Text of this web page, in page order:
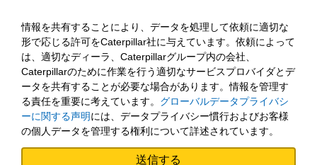
情報を共有することにより、データを処理して依頼に適切な
形で応じる許可をCaterpillar社に与えています。依頼によって
は、適切なディーラ、Caterpillarグループ内の会社、
Caterpillarのために作業を行う適切なサービスプロバイダとデ
ータを共有することが必要な場合があります。情報を管理す
る責任を重要に考えています。 グローバルデータプライバシ
ーに関する声明には、データプライバシー慣行およびお客様
の個人データを管理する権利について詳述されています。